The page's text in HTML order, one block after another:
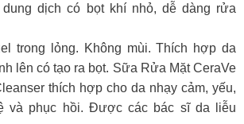
dịch có bọt khí nhỏ, dễ dàng rửa
trong lỏng. Không mùi. Thích hợp da
lên có tạo ra bọt. Sữa Rửa Mặt CeraVe
thích hợp cho da nhạy cảm, yếu,
và phục hồi. Được các bác sĩ da liễu